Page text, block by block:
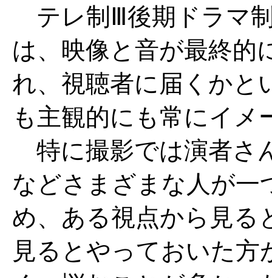
テレ制Ⅲ後期ドラマ
は、映像と音が最終的
れ、視聴者に届くかと
も主観的にも常にイ
特に撮影では演者さ
などさまざまな人が一
め、ある視点から見る
見るとやっておいた